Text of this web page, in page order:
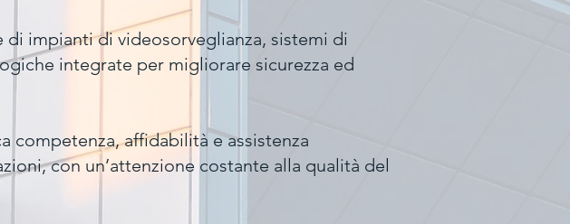
di impianti di videosorveglianza, sistemi di
integrate per migliorare sicurezza ed
competenza, affidabilità e assistenza
con un’attenzione costante alla qualità del